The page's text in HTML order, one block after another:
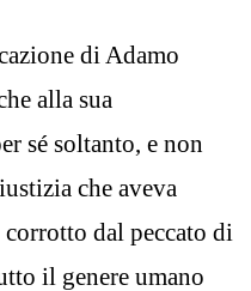
di Adamo
alla sua
sé soltanto, e non
che aveva
dal peccato di
il genere umano